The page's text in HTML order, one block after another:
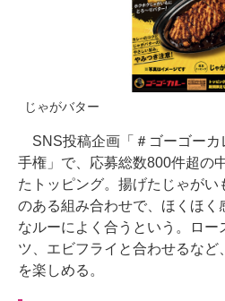
じゃがバター
SNS投稿企画「＃ゴーゴーカ
手権」で、応募総数800件超の
たトッピング。揚げたじゃがい
のある組み合わせで、ほくほく
なルーによく合うという。ロー
ツ、エビフライと合わせるな
を楽しめる。